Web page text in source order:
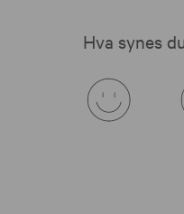
Hva synes